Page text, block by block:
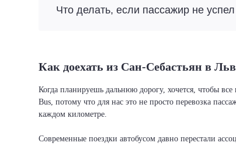
Что делать, если пассажир не
Как доехать из Сан-Себастьян в
Когда планируешь дальнюю дорогу, хочется, чтобы
Bus, потому что для нас это не просто перевозка
каждом километре.
Современные поездки автобусом давно перестали